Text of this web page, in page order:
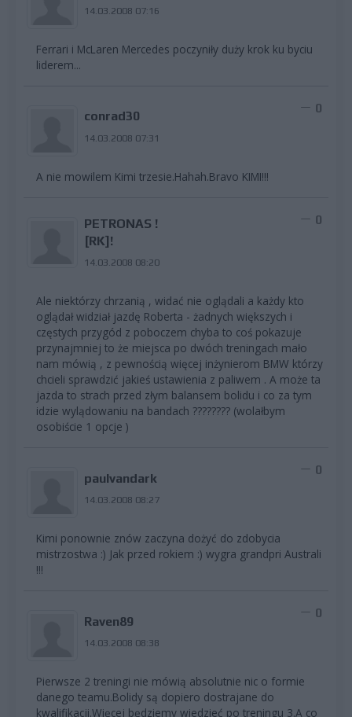
14.03.2008 07:16
Ferrari i McLaren Mercedes poczyniły duży krok ku byciu
liderem...
conrad30
14.03.2008 07:31
0
A nie mowilem Kimi trzesie.Hahah.Bravo KIMI!!!
PETRONAS !
[RK]!
14.03.2008 08:20
0
Ale niektórzy chrzanią , widać nie oglądali a każdy kto
oglądał widział jazdę Roberta - żadnych większych i
częstych przygód z poboczem chyba to coś pokazuje
przynajmniej to że miejsca po dwóch treningach mało
nam mówią , z pewnością więcej inżynierom BMW którzy
chcieli sprawdzić jakieś ustawienia z paliwem . A może ta
jazda to strach przed złym balansem bolidu i co za tym
idzie wylądowaniu na bandach ???????? (wolałbym
osobiście 1 opcje )
paulvandark
14.03.2008 08:27
0
Kimi ponownie znów zaczyna dożyć do zdobycia
mistrzostwa :) Jak przed rokiem :) wygra grandpri Australi
!!!
Raven89
14.03.2008 08:38
0
Pierwsze 2 treningi nie mówią absolutnie nic o formie
danego teamu.Bolidy są dopiero dostrajane do
kwalifikacji.Więcej będziemy wiedzieć po treningu 3.A co